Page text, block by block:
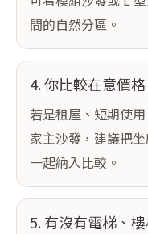
間的自然分區。
4. 你比較在意價
若是租屋、短期使
家主沙發，建議把
一起納入比較。
5. 有沒有電梯、